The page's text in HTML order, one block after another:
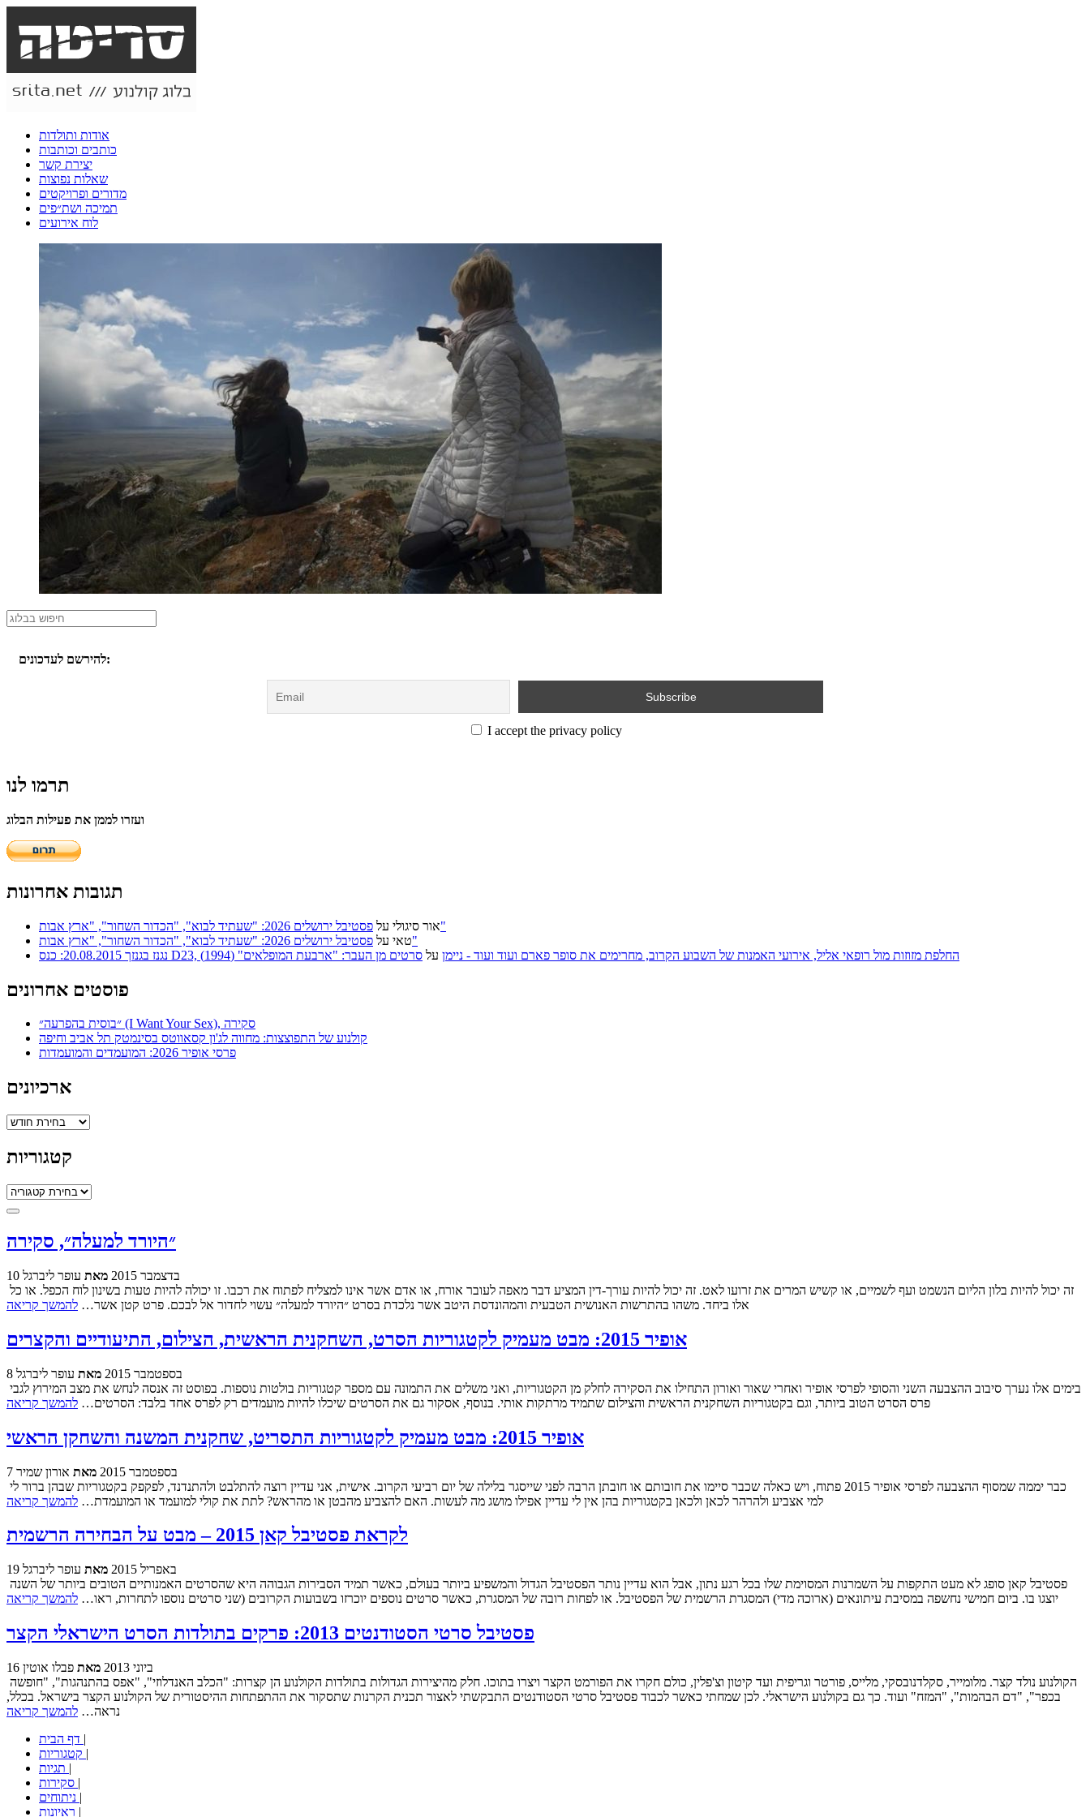
אודות ותולדות
כותבים וכותבות
יצירת קשר
שאלות נפוצות
מדורים ופרויקטים
תמיכה ושת״פים
לוח אירועים
להירשם לעדכונים:
I accept the privacy policy
תרמו לנו
ועזרו לממן את פעילות הבלוג
תגובות אחרונות
אור סיגולי על
פסטיבל ירושלים 2026: "שעתיד לבוא", "הכדור השחור", "ארץ אבות"
טאי על
פסטיבל ירושלים 2026: "שעתיד לבוא", "הכדור השחור", "ארץ אבות"
נגנז בגנזך 20.08.2015: כנס D23, החלפת מזוזות מול רופאי אליל, אירועי האמנות של השבוע הקרוב, מחרימים את סופר פארם ועוד ועוד - ניימן על סרטים מן העבר: "ארבעת המופלאים" (1994)
פוסטים אחרונים
״בוסית בהפרעה״ (I Want Your Sex), סקירה
קולנוע של התפוצצות: מחווה לג'ון קסאווטס בסינמטק תל אביב וחיפה
פרסי אופיר 2026: המועמדים והמועמדות
ארכיונים
ארכיונים
קטגוריות
קטגוריות
״היורד למעלה״, סקירה
10 בדצמבר 2015 מאת עופר ליברגל
אלו ביחד. משהו בהתרשות האנושית הטבעית והמהונדסת היטב אשר נלכדת בסרט ״היורד למעלה״ עשוי לחדור אל לבכם. פרט קטן אשר… להמשך קריאה
אופיר 2015: מבט מעמיק לקטגוריות הסרט, השחקנית הראשית, הצילום, התיעודיים והקצרים
8 בספטמבר 2015 מאת עופר ליברגל
פרס הסרט הטוב ביותר, וגם בקטגוריות השחקנית הראשית והצילום שתמיד מרתקות אותי. בנוסף, אסקור גם את הסרטים שיכלו להיות מועמדים רק לפרס אחד בלבד: הסרטים… להמשך קריאה
אופיר 2015: מבט מעמיק לקטגוריות התסריט, שחקנית המשנה והשחקן הראשי
7 בספטמבר 2015 מאת אורון שמיר
למי אצביע ולהרהר לכאן ולכאן בקטגוריות בהן אין לי עדיין אפילו מושג מה לעשות. האם להצביע מהבטן או מהראש? לתת את קולי למועמד או המועמדת… להמשך קריאה
לקראת פסטיבל קאן 2015 – מבט על הבחירה הרשמית
19 באפריל 2015 מאת עופר ליברגל
יוצגו בו. ביום חמישי נחשפה במסיבת עיתונאים (ארוכה מדי) המסגרת הרשמית של הפסטיבל. או לפחות רובה של המסגרת, כאשר סרטים נוספים יוכרזו בשבועות הקרובים (שני סרטים נוספו לתחרות, ראו… להמשך קריאה
פסטיבל סרטי הסטודנטים 2013: פרקים בתולדות הסרט הישראלי הקצר
16 ביוני 2013 מאת פבלו אוטין
בכפר", "דם הבהמות", "המזח" ועוד. כך גם בקולנוע הישראלי. לכן שמחתי כאשר לכבוד פסטיבל סרטי הסטודנטים התבקשתי לאצור תכנית הקרנות שתסקור את ההתפתחות ההיסטורית של הקולנוע הקצר בישראל. בכלל,
נראה… להמשך קריאה
|
|
|
|
|
|